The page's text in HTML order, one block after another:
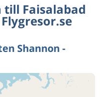
till Faisalabad
Shannon -